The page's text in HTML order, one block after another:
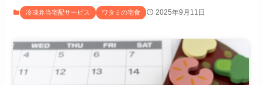
冷凍弁当宅配サービス ワタミの宅食 2025年9月11日